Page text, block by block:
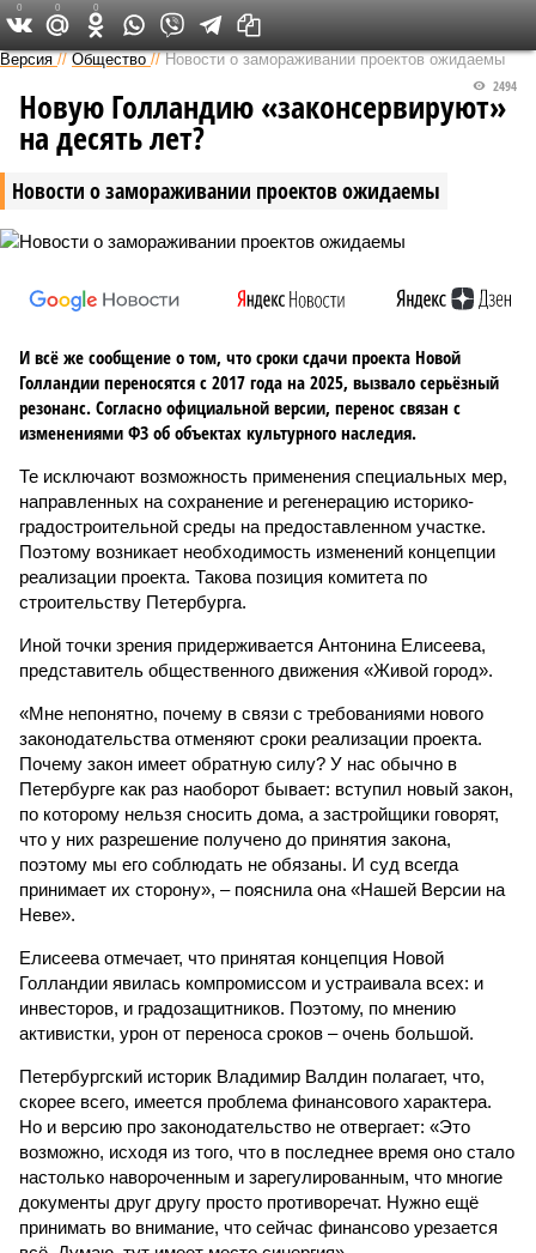
Версия на Неве
Версия //Общество //Новости о замораживании проектов ожидаемы
Новости о замораживании проектов ожидаемы
2494
Новую Голландию «законсервируют»
на десять лет?
И всё же сообщение о том, что сроки сдачи проекта Новой
Голландии переносятся с 2017 года на 2025, вызвало серьёзный
резонанс. Согласно официальной версии, перенос связан с
изменениями ФЗ об объектах культурного наследия.
Те исключают возможность применения специальных мер,
направленных на сохранение и регенерацию историко-
градостроительной среды на предоставленном участке.
Поэтому возникает необходимость изменений концепции
реализации проекта. Такова позиция комитета по
строительству Петербурга.
Иной точки зрения придерживается Антонина Елисеева,
представитель общественного движения «Живой город».
«Мне непонятно, почему в связи с требованиями нового
законодательства отменяют сроки реализации проекта.
Почему закон имеет обратную силу? У нас обычно в
Петербурге как раз наоборот бывает: вступил новый закон,
по которому нельзя сносить дома, а застройщики говорят,
что у них разрешение получено до принятия закона,
поэтому мы его соблюдать не обязаны. И суд всегда
принимает их сторону», – пояснила она «Нашей Версии на
Неве».
Елисеева отмечает, что принятая концепция Новой
Голландии явилась компромиссом и устраивала всех: и
инвесторов, и градозащитников. Поэтому, по мнению
активистки, урон от переноса сроков – очень большой.
Петербургский историк Владимир Валдин полагает, что,
скорее всего, имеется проблема финансового характера.
Но и версию про законодательство не отвергает: «Это
возможно, исходя из того, что в последнее время оно стало
настолько навороченным и зарегулированным, что многие
документы друг другу просто противоречат. Нужно ещё
принимать во внимание, что сейчас финансово урезается
0 0 0